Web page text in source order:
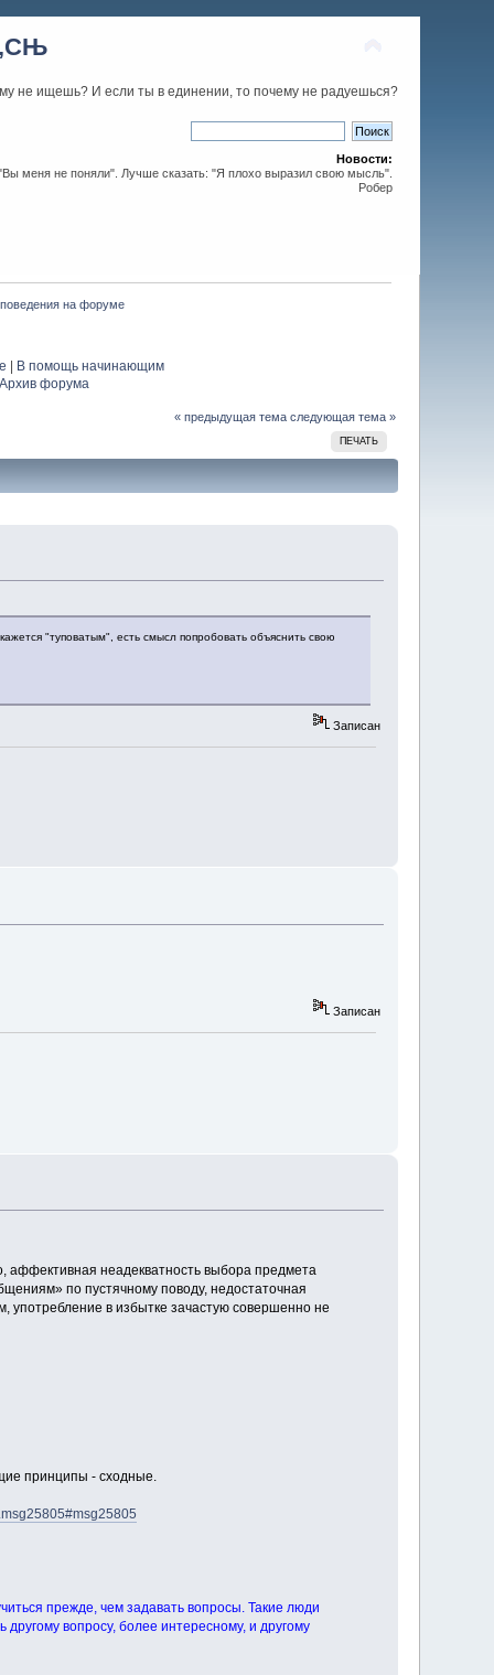
не ищешь? И если ты в единении, то почему не радуешься?
Новости:
"Вы меня не поняли". Лучше сказать: "Я плохо выразил свою мысль".
Робер
на форуме
В помощь начинающим
Архив форума
« предыдущая тема следующая тема »
ПЕЧАТЬ
"туповатым", есть смысл попробовать объяснить свою
Записан
Записан
аффективная неадекватность выбора предмета
по пустячному поводу, недостаточная
употребление в избытке зачастую совершенно не
принципы - сходные.
прежде, чем задавать вопросы. Такие люди
вопросу, более интересному, и другому